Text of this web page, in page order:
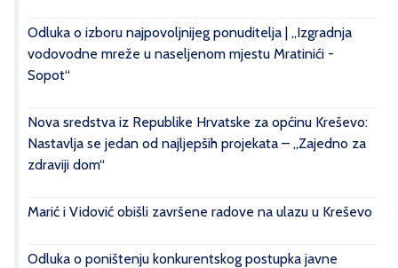
Odluka o izboru najpovoljnijeg ponuditelja | „Izgradnja
vodovodne mreže u naseljenom mjestu Mratinići -
Sopot“
Nova sredstva iz Republike Hrvatske za općinu Kreševo:
Nastavlja se jedan od najljepših projekata – „Zajedno za
zdraviji dom“
Marić i Vidović obišli završene radove na ulazu u Kreševo
Odluka o poništenju konkurentskog postupka javne